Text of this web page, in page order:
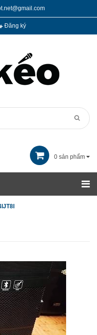
Đăng ký
0 sản phẩm